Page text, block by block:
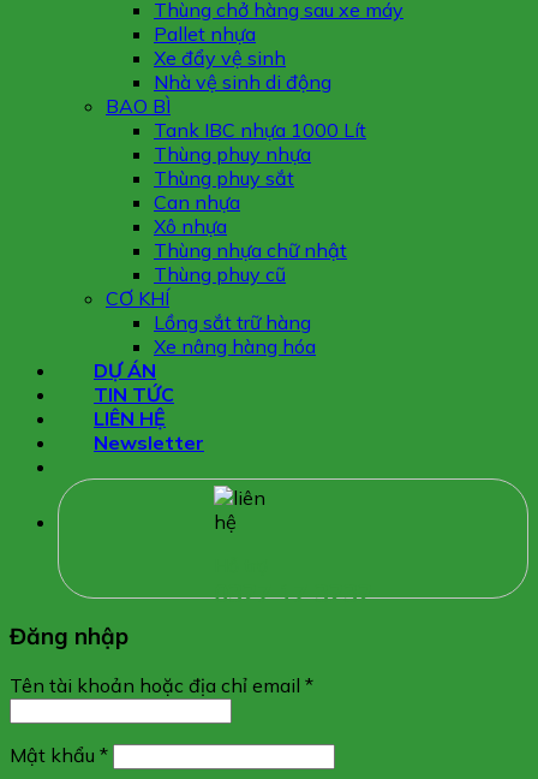
Thùng chở hàng sau xe máy
Pallet nhựa
Xe đẩy vệ sinh
Nhà vệ sinh di động
BAO BÌ
Tank IBC nhựa 1000 Lít
Thùng phuy nhựa
Thùng phuy sắt
Can nhựa
Xô nhựa
Thùng nhựa chữ nhật
Thùng phuy cũ
CƠ KHÍ
Lồng sắt trữ hàng
Xe nâng hàng hóa
DỰ ÁN
TIN TỨC
LIÊN HỆ
Newsletter
0327 17 3232
Đăng nhập
Tên tài khoản hoặc địa chỉ email *
Mật khẩu *